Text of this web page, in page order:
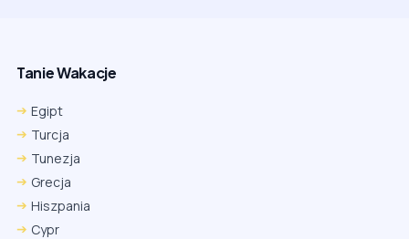
Tanie Wakacje
Egipt
Turcja
Tunezja
Grecja
Hiszpania
Cypr